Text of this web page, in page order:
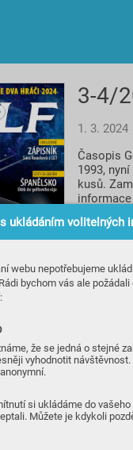
ukládáním volitelných
webu nepotřebujeme
bychom vás ale
že se jedná o stejné
vyhodnotit návštěvnost.
si ukládáme do
Můžete je kdykoli
3-4/
1. 3. 2024
Časopis
1993,
kusů.
rozhovory
vybavení,
golfem.
asociace.